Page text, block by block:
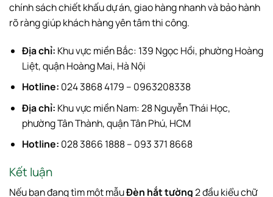
chính sách chiết khấu dự án, giao hàng nhanh và bảo hành
rõ ràng giúp khách hàng yên tâm thi công.
Địa chỉ: Khu vực miền Bắc: 139 Ngọc Hồi, phường Hoàng
Liệt, quận Hoàng Mai, Hà Nội
Hotline: 024 3868 4179 – 0963208338
Địa chỉ: Khu vực miền Nam: 28 Nguyễn Thái Học,
phường Tân Thành, quận Tân Phú, HCM
Hotline: 028 3866 1888 – 093 371 8668
Kết luận
Nếu bạn đang tìm một mẫuĐèn hắt tường2 đầu kiểu chữ